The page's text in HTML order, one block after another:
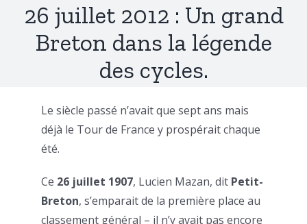
26 juillet 2012 : Un grand
Breton dans la légende
des cycles.
Le siècle passé n’avait que sept ans mais
déjà le Tour de France y prospérait chaque
été.
Ce 26 juillet 1907, Lucien Mazan, dit Petit-
Breton, s’emparait de la première place au
classement général – il n’y avait pas encore